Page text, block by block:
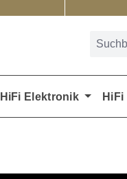
HiFi Elektronik HiFi